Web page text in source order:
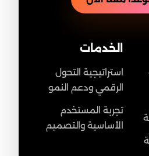
الخدمات
استراتيجية التحول
الرقمي ودعم النمو
تجربة المستخدم
الأساسية والتصميم